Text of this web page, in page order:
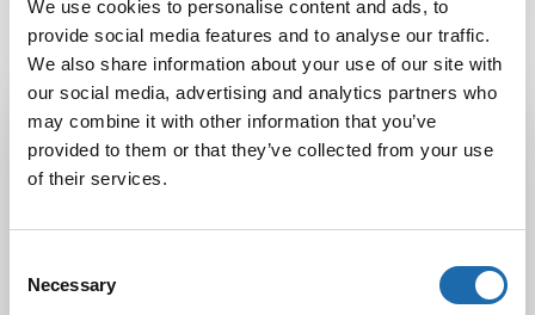
We use cookies to personalise content and ads, to
provide social media features and to analyse our traffic.
We also share information about your use of our site with
our social media, advertising and analytics partners who
may combine it with other information that you’ve
provided to them or that they’ve collected from your use
of their services.
Selection
Necessary
Latest Post
Black Friday & cyber Monday 2025!